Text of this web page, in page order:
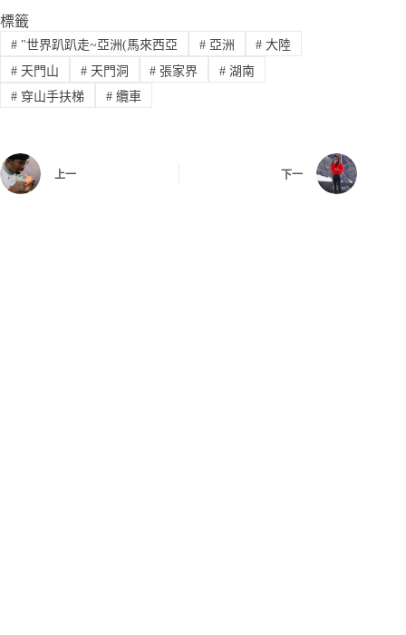
標籤
#"世界趴趴走~亞洲(馬來西亞 #亞洲 # 大陸
#天門山 #天門洞 # 張家界 # 湖南
#穿山手扶梯 #纜車
上一 下一